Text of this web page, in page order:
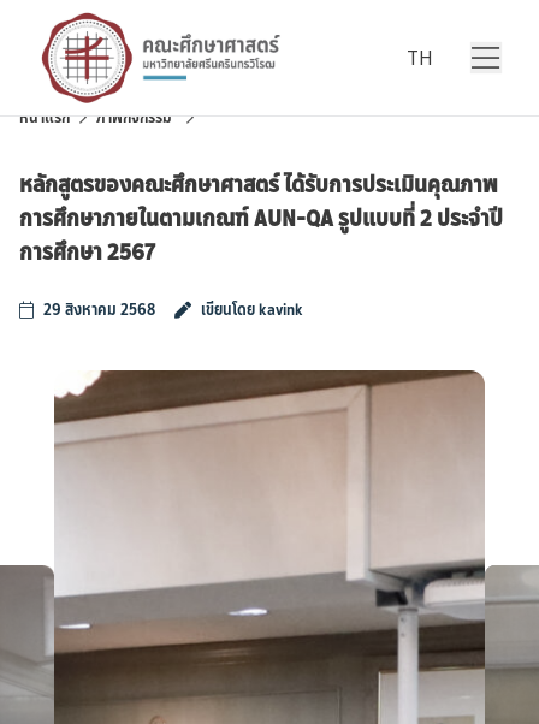
Skip to content
TH
หน้าแรก ภาพกิจกรรม
หลักสูตรของคณะศึกษาศาสตร์ ได้รับการประเมินคุณภาพ
การศึกษาภายในตามเกณฑ์ AUN-QA รูปแบบที่ 2 ประจำปี
การศึกษา 2567
29 สิงหาคม 2568 เขียนโดย kavink